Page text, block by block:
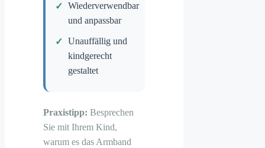
Wiederverwendbar
und anpassbar
Unauffällig und
kindgerecht
gestaltet
Praxistipp: Besprechen
Sie mit Ihrem Kind,
warum es das Armband